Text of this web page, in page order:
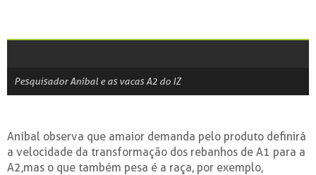
Pesquisador Aníbal e as vacas A2 do IZ
Aníbal observa que amaior demanda pelo produto definirá
a velocidade da transformação dos rebanhos de A1 para a
A2,mas o que também pesa é a raça, por exemplo,